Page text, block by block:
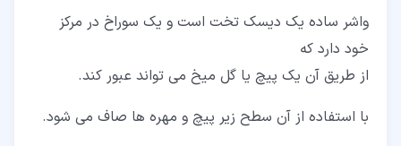
واشر ساده یک دیسک تخت است و یک سوراخ در مرکز
خود دارد که
از طریق آن یک پیچ یا گل میخ می تواند عبور کند.
با استفاده از آن سطح زیر پیچ و مهره ها صاف می شود.